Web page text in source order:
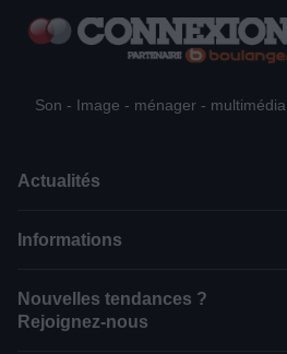
Son - Image - ménager - multimédia
Actualités
Informations
Nouvelles tendances ?
Rejoignez-nous